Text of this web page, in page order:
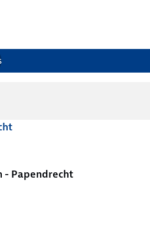
- Papendrecht